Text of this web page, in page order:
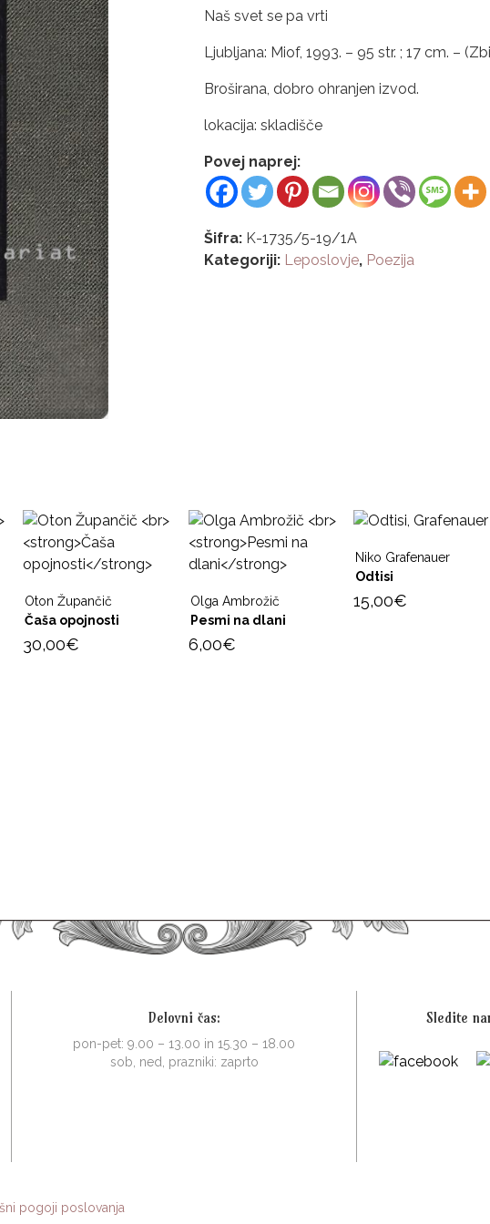
Naš svet se pa vrti
Ljubljana: Miof, 1993. – 95 str. ; 17 cm. –
Broširana, dobro ohranjen izvod.
lokacija: skladišče
Povej naprej:
Šifra: K-1735/5-19/1A
Kategoriji: Leposlovje, Poezija
Oton Župančič
Čaša opojnosti
30,00€
Olga Ambrožič
Pesmi na dlani
6,00€
Niko Grafenauer
Odtisi
15,00€
Delovni čas:
pon-pet: 9.00 – 13.00 in 15.30 – 18.00
sob, ned, prazniki: zaprto
Sledite
pogoji poslovanja